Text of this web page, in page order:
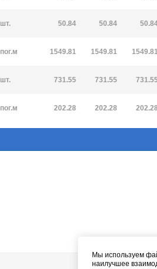
шт. 50.84 50.84
пог.м 1549.81 1549.81
шт. 731.55 731.55
пог.м 202.28 202.28
Мы используем
наилучшее